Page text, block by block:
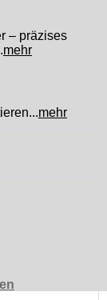
– präzises
mehr
mehr